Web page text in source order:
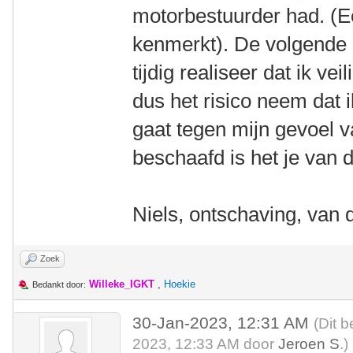
motorbestuurder had.
kenmerkt). De
tijdig realiseer dat ik
dus het risico neem dat
gaat tegen mijn gevoel
beschaafd is het je van
Niels, ontschaving, van
Zoek
Bedankt door: Willeke_IGKT , Hoekie
30-Jan-2023, 12:31 AM (Dit
2023, 12:33 AM doorJeroen S.)